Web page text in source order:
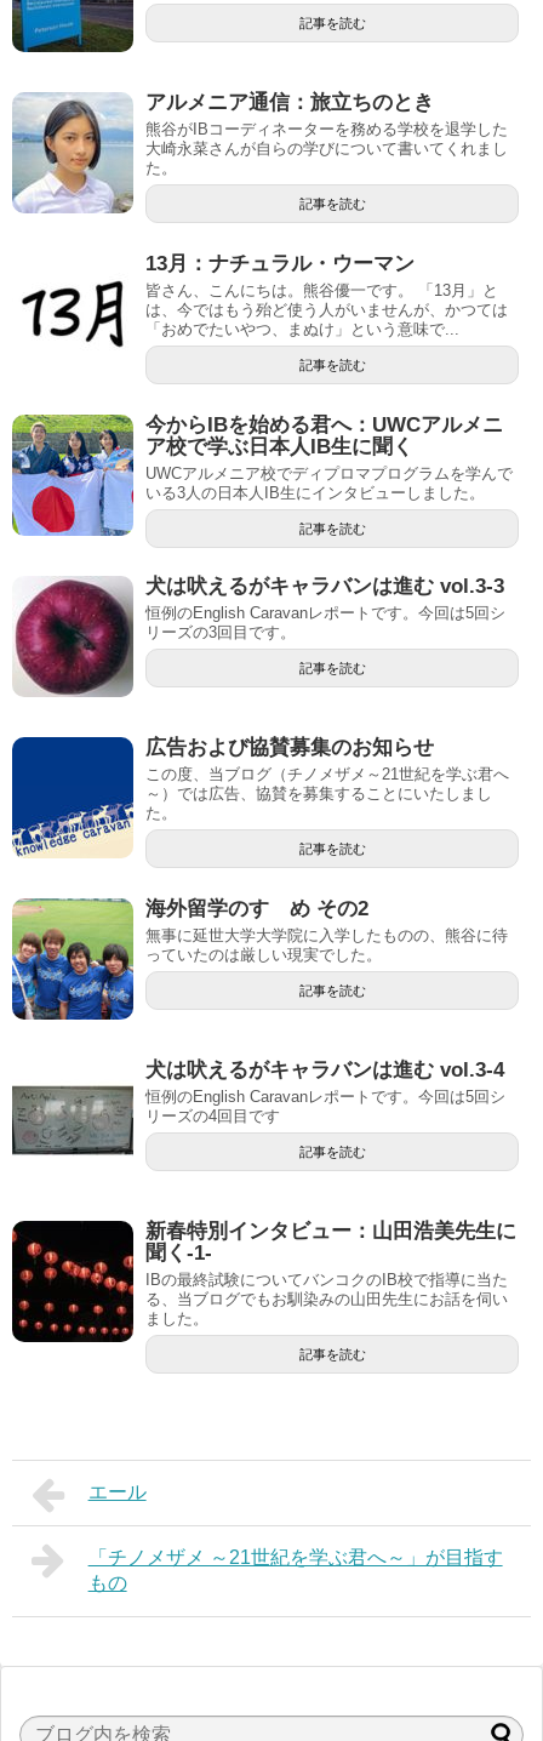
記事を読む
アルメニア通信：旅立ちのとき
熊谷がIBコーディネーターを務める学校を退学した
大崎永菜さんが自らの学びについて書いてくれまし
た。
記事を読む
13月：ナチュラル・ウーマン
皆さん、こんにちは。熊谷優一です。 「13月」と
は、今ではもう殆ど使う人がいませんが、かつては
「おめでたいやつ、まぬけ」という意味で...
記事を読む
今からIBを始める君へ：UWCアルメニ
ア校で学ぶ日本人IB生に聞く
UWCアルメニア校でディプロマプログラムを学んで
いる3人の日本人IB生にインタビューしました。
記事を読む
犬は吠えるがキャラバンは進む vol.3-3
恒例のEnglish Caravanレポートです。今回は5回シ
リーズの3回目です。
記事を読む
広告および協賛募集のお知らせ
この度、当ブログ（チノメザメ～21世紀を学ぶ君へ
～）では広告、協賛を募集することにいたしまし
た。
記事を読む
海外留学のすゝめ その2
無事に延世大学大学院に入学したものの、熊谷に待
っていたのは厳しい現実でした。
記事を読む
犬は吠えるがキャラバンは進む vol.3-4
恒例のEnglish Caravanレポートです。今回は5回シ
リーズの4回目です
記事を読む
新春特別インタビュー：山田浩美先生に
聞く-1-
IBの最終試験についてバンコクのIB校で指導に当た
る、当ブログでもお馴染みの山田先生にお話を伺い
ました。
記事を読む
エール
「チノメザメ ～21世紀を学ぶ君へ～」が目指す
もの